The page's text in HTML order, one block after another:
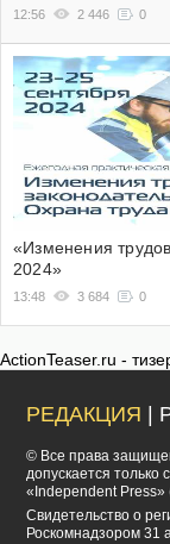
12:56 2 446 0
«Изменения
2024»
13:48 3 684 0
ActionTeaser.ru -
РЕДАКЦИЯ |
© Все права
допускается только
«Independent
Cвидетельство о
Роскомнадзором 31